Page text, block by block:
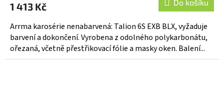
1 413 Kč Do košíku
Arrma karosérie nenabarvená: Talion 6S EXB BLX, vyžaduje
barvení a dokončení. Vyrobena z odolného polykarbonátu,
ořezaná, včetně přestřikovací fólie a masky oken. Balení...